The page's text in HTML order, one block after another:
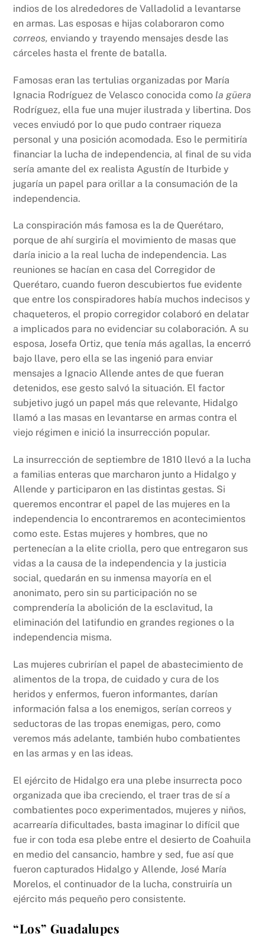
indios de los alrededores de Valladolid a levantarse
en armas. Las esposas e hijas colaboraron como
correos, enviando y trayendo mensajes desde las
cárceles hasta el frente de batalla.
Famosas eran las tertulias organizadas por María
Ignacia Rodríguez de Velasco conocida como la güera
Rodríguez, ella fue una mujer ilustrada y libertina. Dos
veces enviudó por lo que pudo contraer riqueza
personal y una posición acomodada. Eso le permitiría
financiar la lucha de independencia, al final de su vida
sería amante del ex realista Agustín de Iturbide y
jugaría un papel para orillar a la consumación de la
independencia.
La conspiración más famosa es la de Querétaro,
porque de ahí surgiría el movimiento de masas que
daría inicio a la real lucha de independencia. Las
reuniones se hacían en casa del Corregidor de
Querétaro, cuando fueron descubiertos fue evidente
que entre los conspiradores había muchos indecisos y
chaqueteros, el propio corregidor colaboró en delatar
a implicados para no evidenciar su colaboración. A su
esposa, Josefa Ortiz, que tenía más agallas, la encerró
bajo llave, pero ella se las ingenió para enviar
mensajes a Ignacio Allende antes de que fueran
detenidos, ese gesto salvó la situación. El factor
subjetivo jugó un papel más que relevante, Hidalgo
llamó a las masas en levantarse en armas contra el
viejo régimen e inició la insurrección popular.
La insurrección de septiembre de 1810 llevó a la lucha
a familias enteras que marcharon junto a Hidalgo y
Allende y participaron en las distintas gestas. Si
queremos encontrar el papel de las mujeres en la
independencia lo encontraremos en acontecimientos
como este. Estas mujeres y hombres, que no
pertenecían a la elite criolla, pero que entregaron sus
vidas a la causa de la independencia y la justicia
social, quedarán en su inmensa mayoría en el
anonimato, pero sin su participación no se
comprendería la abolición de la esclavitud, la
eliminación del latifundio en grandes regiones o la
independencia misma.
Las mujeres cubrirían el papel de abastecimiento de
alimentos de la tropa, de cuidado y cura de los
heridos y enfermos, fueron informantes, darían
información falsa a los enemigos, serían correos y
seductoras de las tropas enemigas, pero, como
veremos más adelante, también hubo combatientes
en las armas y en las ideas.
El ejército de Hidalgo era una plebe insurrecta poco
organizada que iba creciendo, el traer tras de sí a
combatientes poco experimentados, mujeres y niños,
acarrearía dificultades, basta imaginar lo difícil que
fue ir con toda esa plebe entre el desierto de Coahuila
en medio del cansancio, hambre y sed, fue así que
fueron capturados Hidalgo y Allende, José María
Morelos, el continuador de la lucha, construiría un
ejército más pequeño pero consistente.
“Los” Guadalupes